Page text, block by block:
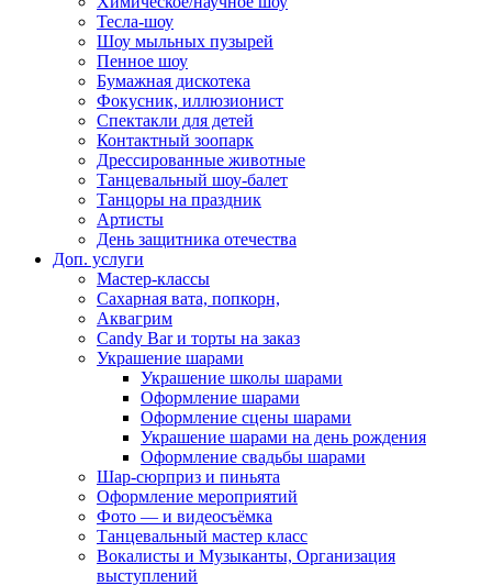
Тесла-шоу
Шоу мыльных пузырей
Пенное шоу
Бумажная дискотека
Фокусник, иллюзионист
Спектакли для детей
Контактный зоопарк
Дрессированные животные
Танцевальный шоу-балет
Танцоры на праздник
Артисты
День защитника отечества
Доп. услуги
Мастер-классы
Сахарная вата, попкорн,
Аквагрим
Candy Bar и торты на заказ
Украшение шарами
Украшение школы шарами
Оформление шарами
Оформление сцены шарами
Украшение шарами на день рождения
Оформление свадьбы шарами
Шар-сюрприз и пиньята
Оформление мероприятий
Фото — и видеосъёмка
Танцевальный мастер класс
Вокалисты и Музыканты, Организация
выступлений